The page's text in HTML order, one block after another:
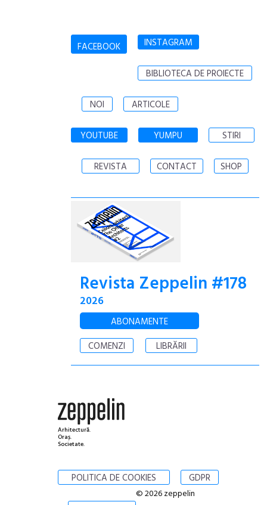
FACEBOOK INSTAGRAM
BIBLIOTECA DE PROIECTE
NOI ARTICOLE
YOUTUBE YUMPU STIRI
REVISTA CONTACT SHOP
Revista Zeppelin #178
2026
ABONAMENTE
COMENZI
LIBRĂRII
Arhitectură.
Oraș.
Societate.
POLITICA DE COOKIES GDPR
© 2026 zeppelin